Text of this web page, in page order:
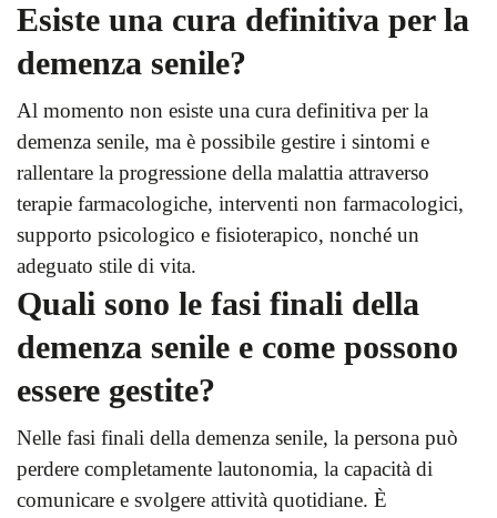
Esiste una cura definitiva per la
demenza senile?
Al momento non esiste una cura definitiva per la
demenza senile, ma è possibile gestire i sintomi e
rallentare la progressione della malattia attraverso
terapie farmacologiche, interventi non farmacologici,
supporto psicologico e fisioterapico, nonché un
adeguato stile di vita.
Quali sono le fasi finali della
demenza senile e come possono
essere gestite?
Nelle fasi finali della demenza senile, la persona può
perdere completamente lautonomia, la capacità di
comunicare e svolgere attività quotidiane. È